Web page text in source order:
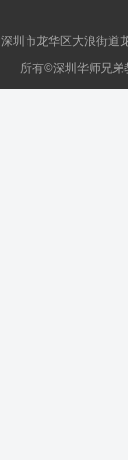
深圳市龙华区大浪街
所有©深圳华师兄弟